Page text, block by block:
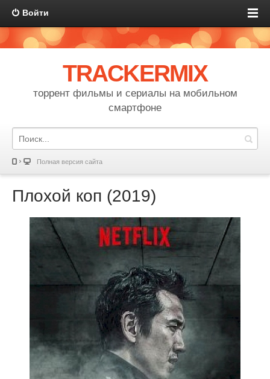
Войти
TRACKERMIX
торрент фильмы и сериалы на мобильном
смартфоне
Полная версия сайта
Плохой коп (2019)